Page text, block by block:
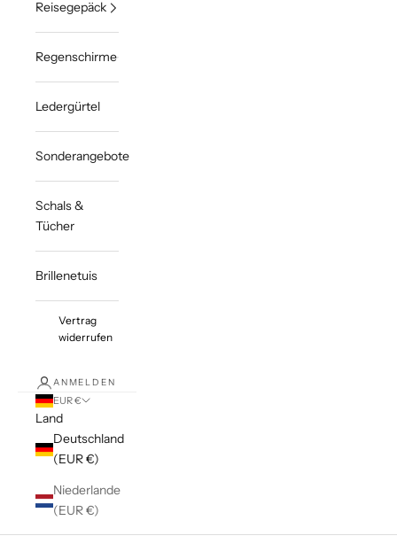
Reisegepäck
Regenschirme
Ledergürtel
Sonderangebote
Schals &
Tücher
Brillenetuis
Vertrag
widerrufen
ANMELDEN
EUR €
Land
Deutschland
(EUR €)
Niederlande
(EUR €)